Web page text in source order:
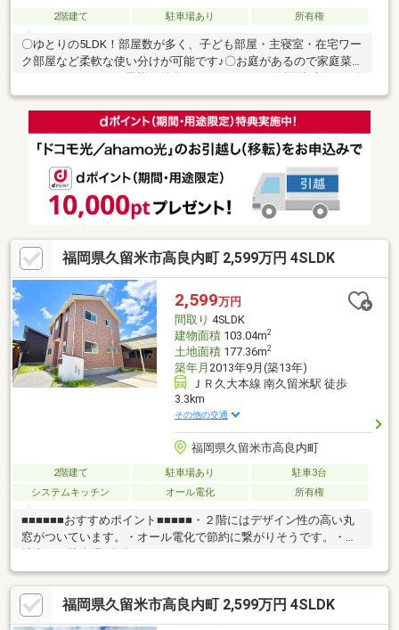
2階建て 駐車場あり 所有権
〇ゆとりの5LDK！部屋数が多く、子ども部屋・主寝室・在宅ワー
ク部屋など柔軟な使い分けが可能です♪〇お庭があるので家庭菜園
マイカー利用の多いファミリーに嬉しい駐車スペース確保♪〇自然
の風を取り入れながら生活しやすい落ち着いた住環境です♪〇土地
としても利用できます♪
福岡県久留米市高良内町 2,599万円 4SLDK
2,599万円
間取り 4SLDK
建物面積103.04m2
土地面積177.36m2
築年月 2013年9月(築13年)
ＪＲ久大本線 南久留米駅 徒歩
3.3km
その他の交通
福岡県久留米市高良内町
2階建て 駐車場あり
駐車3台
システムキッチン
オール電化 所有権
■■■■■■おすすめポイント■■■■■・２階にはデザイン性の高い丸
窓がついています。・オール電化で節約に繋がりそうです。・敷
地内には駐車場3台分のゆったりとしたスペースがあります♪・
広々としたお風呂で一日の疲れをゆっくり癒してください。・お
庭があるので、家庭菜園などBBQできるので休日が充実しそうで
すね○リフォーム箇所・クロス張替え・洗面台新設・一部床材FCF
張替え・ハローデイ国分店（スーパー）まで車で約８分・セブン-
福岡県久留米市高良内町 2,599万円 4SLDK